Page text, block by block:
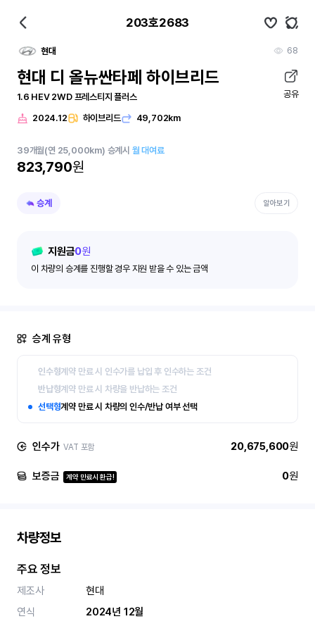
203호2683
현대 68
현대 디 올뉴싼타페 하이브리드
1.6 HEV 2WD 프레스티지 플러스 공유
2024.12 하이브리드 49,702km
39개월(연 25,000km) 승계시 월 대여료
823,790원
승계 알아보기
지원금0원
이 차량의 승계를 진행할 경우 지원 받을 수 있는 금액
승계 유형
인수형계약 만료 시 인수가를 납입 후 인수하는 조건
반납형계약 만료 시 차량을 반납하는 조건
선택형계약 만료 시 차량의 인수/반납 여부 선택
인수가 VAT 포함 20,675,600원
보증금 계약 만료시 환급! 0원
차량정보
주요 정보
제조사
현대
연식
2024년 12월